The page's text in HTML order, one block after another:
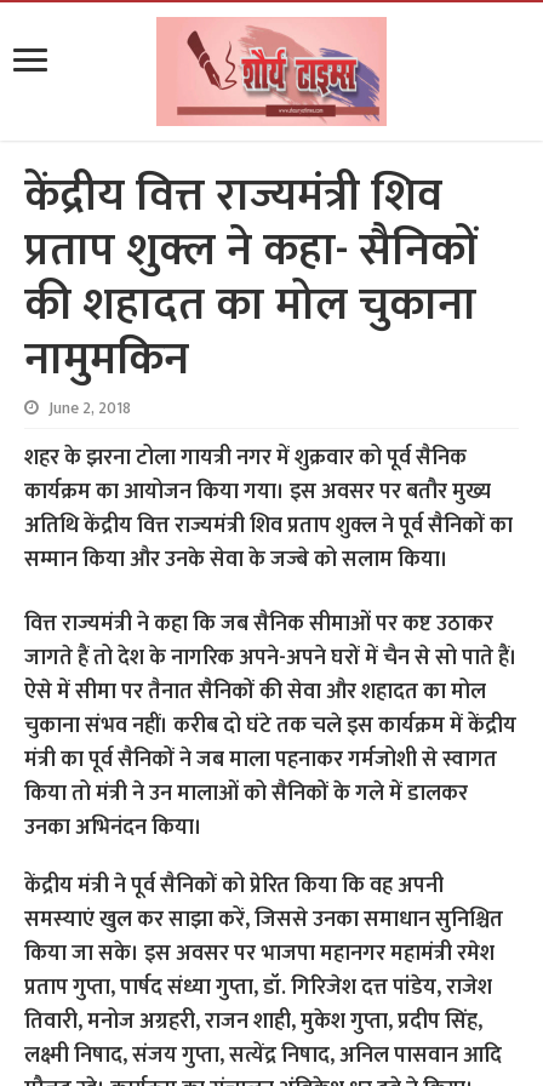
केंद्रीय वित्त राज्यमंत्री शिव
प्रताप शुक्ल ने कहा- सैनिकों
की शहादत का मोल चुकाना
नामुमकिन
June 2, 2018
शहर के झरना टोला गायत्री नगर में शुक्रवार को पूर्व सैनिक
कार्यक्रम का आयोजन किया गया। इस अवसर पर बतौर मुख्य
अतिथि केंद्रीय वित्त राज्यमंत्री शिव प्रताप शुक्ल ने पूर्व सैनिकों का
सम्मान किया और उनके सेवा के जज्बे को सलाम किया।
वित्त राज्यमंत्री ने कहा कि जब सैनिक सीमाओं पर कष्ट उठाकर
जागते हैं तो देश के नागरिक अपने-अपने घरों में चैन से सो पाते हैं।
ऐसे में सीमा पर तैनात सैनिकों की सेवा और शहादत का मोल
चुकाना संभव नहीं। करीब दो घंटे तक चले इस कार्यक्रम में केंद्रीय
मंत्री का पूर्व सैनिकों ने जब माला पहनाकर गर्मजोशी से स्वागत
किया तो मंत्री ने उन मालाओं को सैनिकों के गले में डालकर
उनका अभिनंदन किया।
केंद्रीय मंत्री ने पूर्व सैनिकों को प्रेरित किया कि वह अपनी
समस्याएं खुल कर साझा करें, जिससे उनका समाधान सुनिश्चित
किया जा सके। इस अवसर पर भाजपा महानगर महामंत्री रमेश
प्रताप गुप्ता, पार्षद संध्या गुप्ता, डॉ. गिरिजेश दत्त पांडेय, राजेश
तिवारी, मनोज अग्रहरी, राजन शाही, मुकेश गुप्ता, प्रदीप सिंह,
लक्ष्मी निषाद, संजय गुप्ता, सत्येंद्र निषाद, अनिल पासवान आदि